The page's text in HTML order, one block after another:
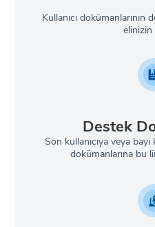
Kullanıcı
elinizin
Destek
Son kullanıcıya veya
dokümanlarına bu